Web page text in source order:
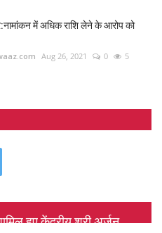
में अधिक राशि लेने के आरोप को
Aug 26, 2021 0 5
हुए केंद्रीय श्री अर्जुन...